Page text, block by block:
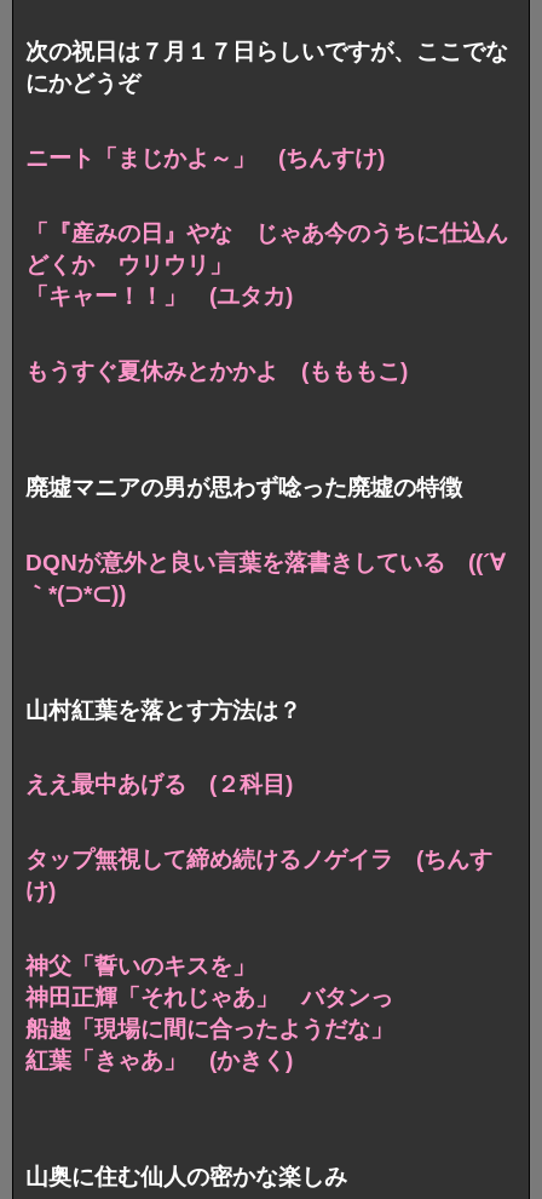
次の祝日は７月１７日らしいですが、ここでな
にかどうぞ
ニート「まじかよ～」 (ちんすけ)
「『産みの日』やな じゃあ今のうちに仕込ん
どくか ウリウリ」
「キャー！！」 (ユタカ)
もうすぐ夏休みとかかよ (もももこ)
廃墟マニアの男が思わず唸った廃墟の特徴
DQNが意外と良い言葉を落書きしている ((´∀
｀*(⊃*⊂))
山村紅葉を落とす方法は？
ええ最中あげる (２科目)
タップ無視して締め続けるノゲイラ (ちんす
け)
神父「誓いのキスを」
神田正輝「それじゃあ」 バタンっ
船越「現場に間に合ったようだな」
紅葉「きゃあ」 (かきく)
山奥に住む仙人の密かな楽しみ